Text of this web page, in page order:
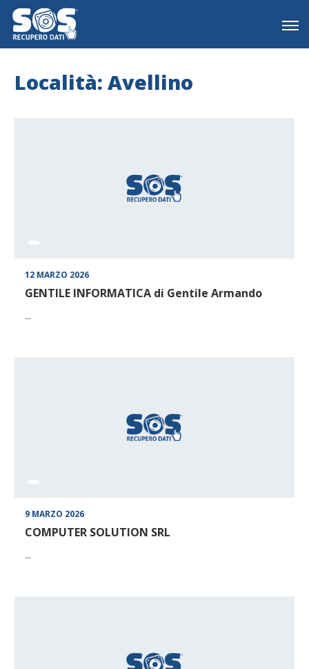
Località: Avellino
12 MARZO 2026
GENTILE INFORMATICA di Gentile Armando
...
9 MARZO 2026
COMPUTER SOLUTION SRL
...